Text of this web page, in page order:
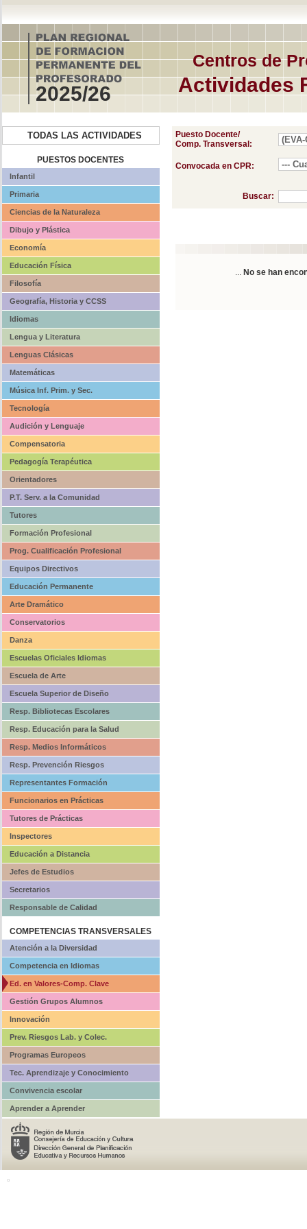
Centros de
Actividades
2025/26
TODAS LAS ACTIVIDADES
PUESTOS DOCENTES
Infantil
Primaria
Ciencias de la Naturaleza
Dibujo y Plástica
Economía
Educación Física
Filosofía
Geografía, Historia y CCSS
Idiomas
Lengua y Literatura
Lenguas Clásicas
Matemáticas
Música Inf. Prim. y Sec.
Tecnología
Audición y Lenguaje
Compensatoria
Pedagogía Terapéutica
Orientadores
P.T. Serv. a la Comunidad
Tutores
Formación Profesional
Prog. Cualificación Profesional
Equipos Directivos
Educación Permanente
Arte Dramático
Conservatorios
Danza
Escuelas Oficiales Idiomas
Escuela de Arte
Escuela Superior de Diseño
Resp. Bibliotecas Escolares
Resp. Educación para la Salud
Resp. Medios Informáticos
Resp. Prevención Riesgos
Representantes Formación
Funcionarios en Prácticas
Tutores de Prácticas
Inspectores
Educación a Distancia
Jefes de Estudios
Secretarios
Responsable de Calidad
COMPETENCIAS TRANSVERSALES
Atención a la Diversidad
Competencia en Idiomas
Ed. en Valores-Comp. Clave
Gestión Grupos Alumnos
Innovación
Prev. Riesgos Lab. y Colec.
Programas Europeos
Tec. Aprendizaje y Conocimiento
Convivencia escolar
Aprender a Aprender
Puesto Docente/
Comp. Transversal:
Convocada en CPR:
Buscar:
... No se han
o